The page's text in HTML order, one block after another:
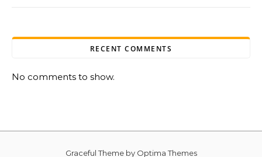
RECENT COMMENTS
No comments to show.
Graceful Theme by Optima Themes